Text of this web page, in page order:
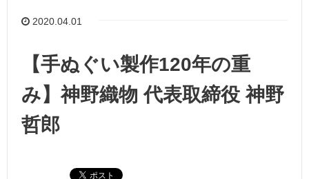
2020.04.01
【手ぬぐい製作120年の重
み】神野織物 代表取締役 神野
哲郎